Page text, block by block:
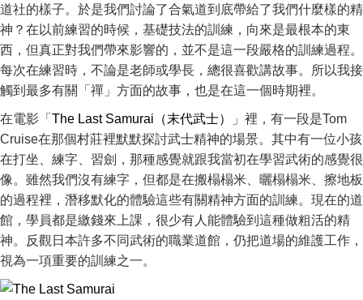
道社的樣子。於是我們討論了合氣道到底帶給了我們什麼樣的精
神？在以前練習的時候，基礎技法的訓練，向來是最根本的東
西，但真正對我們帶來影響的，並不是這一段嚴格的訓練過程。
每次在練習時，不論是老師或學長，總很喜歡講故事。所以我接
觸到最多有關「禪」方面的故事，也是在這一個時期裡。
在電影「 The Last Samurai（末代武士）
」裡，有一段是Tom
Cruise在那個村莊裡默默探討武士精神的場景。其中有一位小孩
在打坐、練字、習劍，那種感覺就跟我當初在學習武術的感覺很
像。雖然我們沒有練字，但都是在搬榻榻米、曬榻榻米、擦地板
的過程裡，潛移默化的體驗這些有關精神方面的訓練。現在的道
館，學員都是繳錢來上課，很少有人能體驗到這種做粗活的精
神。反觀日本許多不同武術的職業道館，仍把道場的維護工作，
視為一項重要的訓練之一。